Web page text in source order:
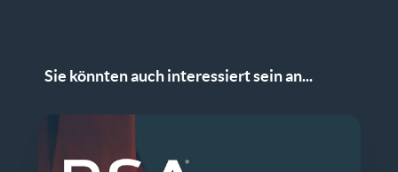
Sie könnten auch interessiert sein an...